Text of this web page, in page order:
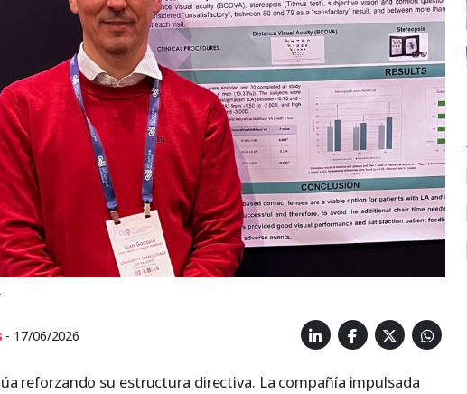
- 17/06/2026
reforzando su estructura directiva. La compañía impulsada